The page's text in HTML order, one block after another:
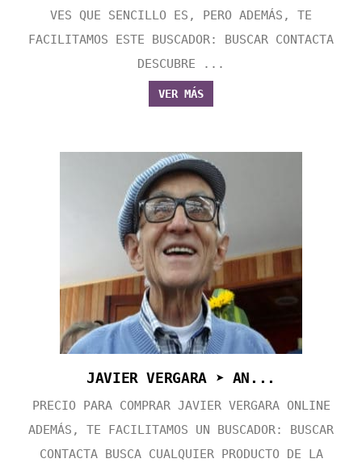
VES QUE SENCILLO ES, PERO ADEMÁS, TE
FACILITAMOS ESTE BUSCADOR: BUSCAR CONTACTA
DESCUBRE ...
VER MÁS
JAVIER VERGARA ➤ AN...
PRECIO PARA COMPRAR JAVIER VERGARA ONLINE
ADEMÁS, TE FACILITAMOS UN BUSCADOR: BUSCAR
CONTACTA BUSCA CUALQUIER PRODUCTO DE LA